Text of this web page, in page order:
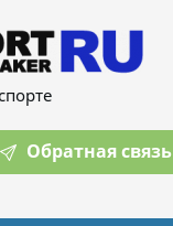
Обратная связь